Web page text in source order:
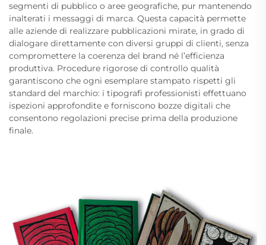
segmenti di pubblico o aree geografiche, pur mantenendo
inalterati i messaggi di marca. Questa capacità permette
alle aziende di realizzare pubblicazioni mirate, in grado di
dialogare direttamente con diversi gruppi di clienti, senza
compromettere la coerenza del brand né l’efficienza
produttiva. Procedure rigorose di controllo qualità
garantiscono che ogni esemplare stampato rispetti gli
standard del marchio: i tipografi professionisti effettuano
ispezioni approfondite e forniscono bozze digitali che
consentono regolazioni precise prima della produzione
finale.